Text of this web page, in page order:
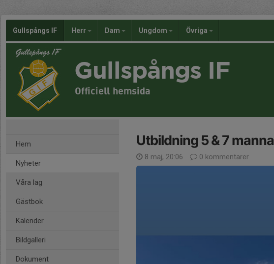
Gullspångs IF Herr Dam Ungdom Övriga
Gullspångs IF
Officiell hemsida
Hem
Nyheter
Våra lag
Gästbok
Kalender
Bildgalleri
Dokument
Utbildning 5 & 7 manna
8 maj, 20:06 0 kommentarer